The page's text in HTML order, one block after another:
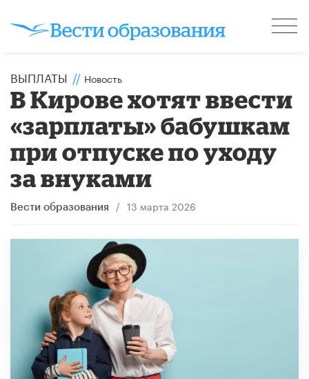
ВЫПЛАТЫ // Новость
В Кирове хотят ввести
«зарплаты» бабушкам
при отпуске по уходу
за внуками
Вести образования / 13 марта 2026